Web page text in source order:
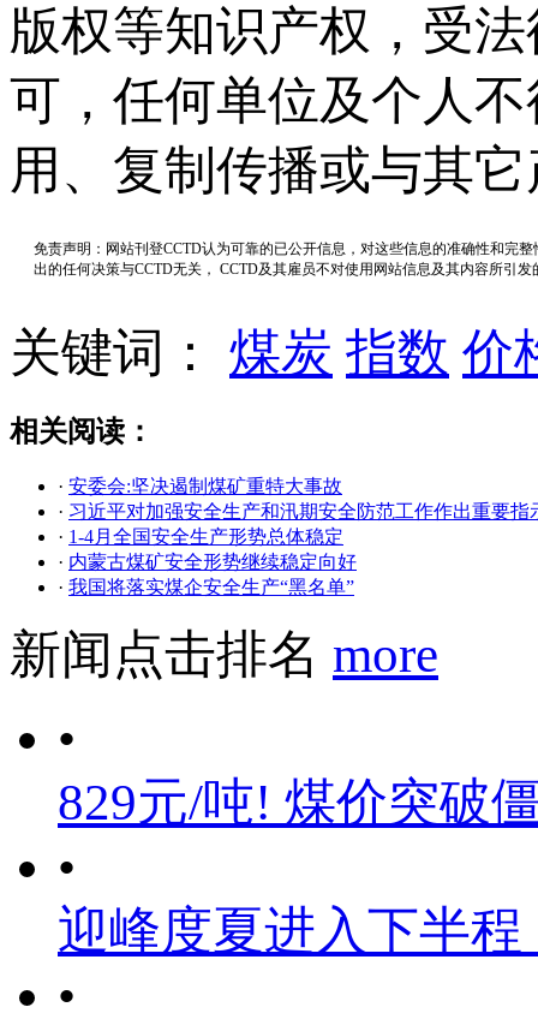
版权等知识产权，受
可，任何单位及个人
用、复制传播或与其
免责声明：网站刊登CCTD认为可靠的已公开信息，对这些信息的准确性和完
出的任何决策与CCTD无关， CCTD及其雇员不对使用网站信息及其内容所引
关键词： 煤炭 指数 价
相关阅读：
· 安委会:坚决遏制煤矿重特大事故
· 习近平对加强安全生产和汛期安全防范工作作出重要指
· 1-4月全国安全生产形势总体稳定
· 内蒙古煤矿安全形势继续稳定向好
· 我国将落实煤企安全生产“黑名单”
新闻点击排名 more
•
829元/吨! 煤价突破
•
迎峰度夏进入下半
•